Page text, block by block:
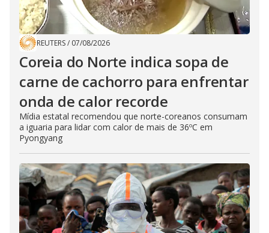
REUTERS/ 07/08/2026
Coreia do Norte indica sopa de
carne de cachorro para enfrentar
onda de calor recorde
Mídia estatal recomendou que norte-coreanos consumam
a iguaria para lidar com calor de mais de 36ºC em
Pyongyang